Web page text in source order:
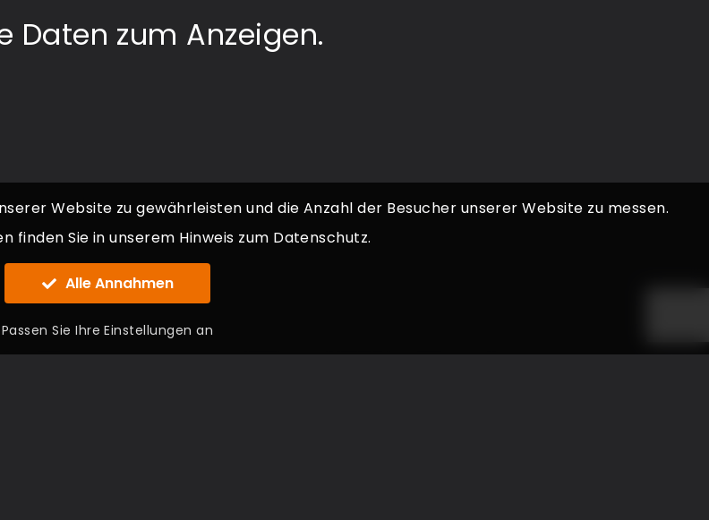
Daten zum Anzeigen.
Website zu gewährleisten und die Anzahl der Besucher unserer Website zu messen.
finden Sie in unserem Hinweis zum Datenschutz.
Alle Annahmen
Passen Sie Ihre Einstellungen an